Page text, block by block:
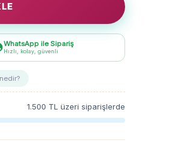
WhatsApp ile Sipariş
Hızlı, kolay, güvenli
1.500 TL üzeri siparişlerde